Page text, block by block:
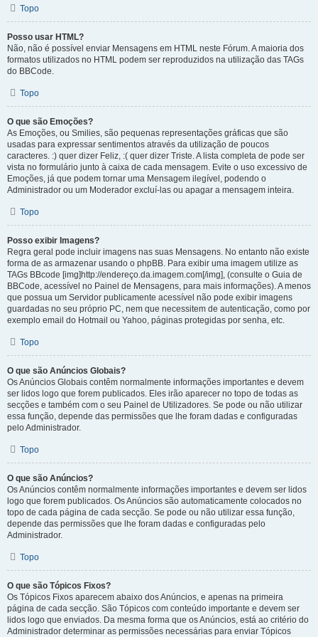
Topo
Posso usar HTML?
Não, não é possível enviar Mensagens em HTML neste Fórum. A maioria dos
formatos utilizados no HTML podem ser reproduzidos na utilização das TAGs
do BBCode.
Topo
O que são Emoções?
As Emoções, ou Smilies, são pequenas representações gráficas que são
usadas para expressar sentimentos através da utilização de poucos
caracteres. :) quer dizer Feliz, :( quer dizer Triste. A lista completa de pode ser
vista no formulário junto à caixa de cada mensagem. Evite o uso excessivo de
Emoções, já que podem tornar uma Mensagem ilegível, podendo o
Administrador ou um Moderador excluí-las ou apagar a mensagem inteira.
Topo
Posso exibir Imagens?
Regra geral pode incluir imagens nas suas Mensagens. No entanto não existe
forma de as armazenar usando o phpBB. Para exibir uma imagem utilize as
TAGs BBcode [img]http://endereço.da.imagem.com[/img], (consulte o Guia de
BBCode, acessível no Painel de Mensagens, para mais informações). A menos
que possua um Servidor publicamente acessível não pode exibir imagens
guardadas no seu próprio PC, nem que necessitem de autenticação, como por
exemplo email do Hotmail ou Yahoo, páginas protegidas por senha, etc.
Topo
O que são Anúncios Globais?
Os Anúncios Globais contêm normalmente informações importantes e devem
ser lidos logo que forem publicados. Eles irão aparecer no topo de todas as
secções e também com o seu Painel de Utilizadores. Se pode ou não utilizar
essa função, depende das permissões que lhe foram dadas e configuradas
pelo Administrador.
Topo
O que são Anúncios?
Os Anúncios contêm normalmente informações importantes e devem ser lidos
logo que forem publicados. Os Anúncios são automaticamente colocados no
topo de cada página de cada secção. Se pode ou não utilizar essa função,
depende das permissões que lhe foram dadas e configuradas pelo
Administrador.
Topo
O que são Tópicos Fixos?
Os Tópicos Fixos aparecem abaixo dos Anúncios, e apenas na primeira
página de cada secção. São Tópicos com conteúdo importante e devem ser
lidos logo que enviados. Da mesma forma que os Anúncios, está ao critério do
Administrador determinar as permissões necessárias para enviar Tópicos